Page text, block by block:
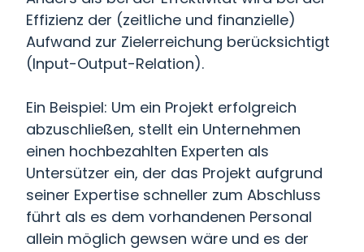
Effizienz der (zeitliche und finanzielle)
Aufwand zur Zielerreichung berücksichtigt
(Input-Output-Relation).
Ein Beispiel: Um ein Projekt erfolgreich
abzuschließen, stellt ein Unternehmen
einen hochbezahlten Experten als
Untersützer ein, der das Projekt aufgrund
seiner Expertise schneller zum Abschluss
führt als es dem vorhandenen Personal
allein möglich gewsen wäre und es der